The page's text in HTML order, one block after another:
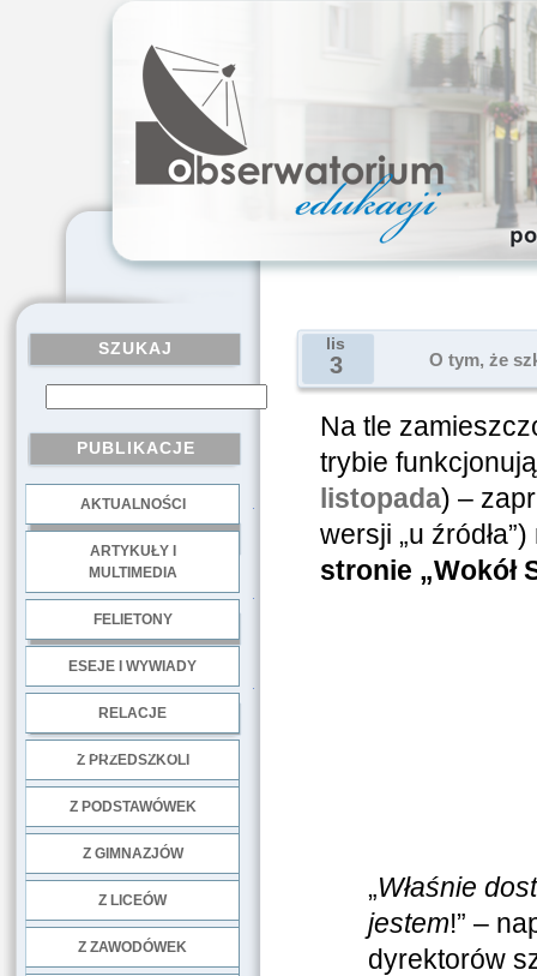
SZUKAJ
PUBLIKACJE
AKTUALNOŚCI
ARTYKUŁY I
MULTIMEDIA
FELIETONY
ESEJE I WYWIADY
RELACJE
Z PRZEDSZKOLI
Z PODSTAWÓWEK
Z GIMNAZJÓW
Z LICEÓW
Z ZAWODÓWEK
lis
3 O tym, że
Na tle
trybie
listopada) –
wersji „u
stronie „Wokół
„Właśnie
jestem!” –
dyrektorów